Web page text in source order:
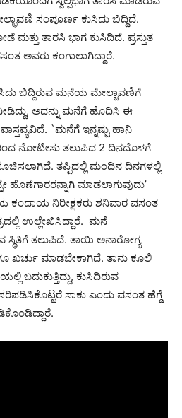
ಸಂಪೂರ್ಣ ಕುಸಿದು ಬಿದ್ದಿದೆ.
ತಾರಸಿ ಭಾಗ ಕುಸಿದಿದೆ. ಪ್ರಸ್ತುತ
ಅವರು ಕಂಗಾಲಾಗಿದ್ದಾರೆ.
ಬಿದ್ದಿರುವ ಮನೆಯ ಮೇಲ್ಚಾವಣಿಗೆ
ಅದನ್ನು ಮನೆಗೆ ಹೊದಿಸಿ ಈ
`ಮನೆಗೆ ಇನ್ನಷ್ಟು ಹಾನಿ
ನೋಟೀಸು ತಲುಪಿದ 2 ದಿನದೊಳಗೆ
ಸೂಚಿಸಲಾಗಿದೆ. ತಪ್ಪಿದಲ್ಲಿ ಮಂದಿನ ದಿನಗಳಲ್ಲಿ
ಹೊಣೆಗಾರರನ್ನಾಗಿ ಮಾಡಲಾಗುವುದು’
ನಿರೀಕ್ಷಕರು ಶನಿವಾರ ವಸಂತ
ಉಲ್ಲೇಖಿಸಿದ್ದಾರೆ. ಮನೆ
ಸ್ಥಿತಿಗೆ ತಲುಪಿದೆ. ತಾಯಿ ಅನಾರೋಗ್ಯ
ಖರ್ಚು ಮಾಡಬೇಕಾಗಿದೆ. ತಾನು ಕೂಲಿ
ಬದುಕುತ್ತಿದ್ದು, ಕುಸಿದಿರುವ
ಸಾಕು ಎಂದು ವಸಂತ ಹೆಗ್ಡೆ